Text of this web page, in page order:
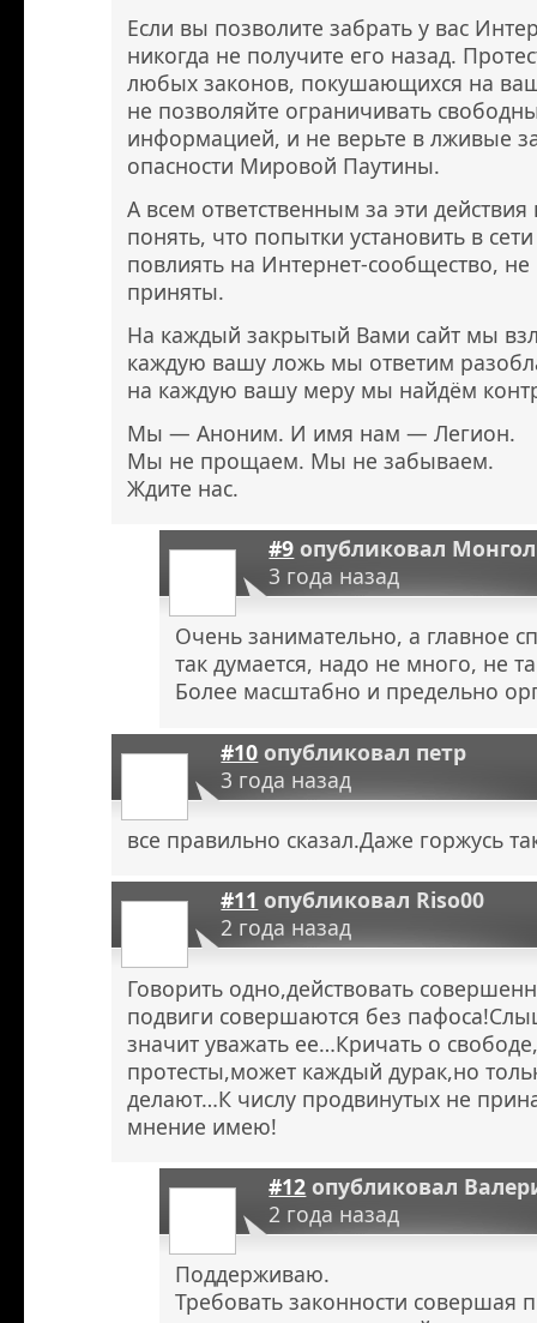
Если вы позволите забрать у вас
никогда не получите его назад.
любых законов, покушающихся на
не позволяйте ограничивать
информацией, и не верьте в лживые
опасности Мировой Паутины.
А всем ответственным за эти
понять, что попытки установить в
повлиять на Интернет-сообщество,
приняты.
На каждый закрытый Вами сайт мы
каждую вашу ложь мы ответим
на каждую вашу меру мы найдём
Мы — Аноним. И имя нам — Легион.
Мы не прощаем. Мы не забываем.
Ждите нас.
#9 опубликовал Монгол
3 года назад
Очень занимательно, а главное
так думается, надо не много, не
Более масштабно и предельно
#10 опубликовал петр
3 года назад
все правильно сказал.Даже горжусь
#11 опубликовал Riso00
2 года назад
Говорить одно,действовать
подвиги совершаются без
значит уважать ее…Кричать о
протесты,может каждый дурак,но
делают…К числу продвинутых не
мнение имею!
#12 опубликовал
2 года назад
Поддерживаю.
Требовать законности совершая